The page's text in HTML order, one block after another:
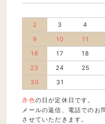
2
3 4
9
10 11
16
17 18
23
24 25
30
31
赤色の日が定休日です。
メールの返信、電話でのお
させていただきます。